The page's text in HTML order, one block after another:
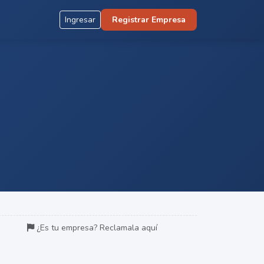
Ingresar Registrar Empresa
¿Es tu empresa? Reclamala aquí